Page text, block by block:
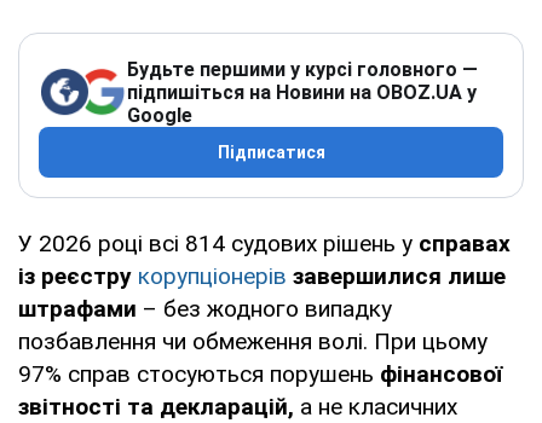
Будьте першими у курсі головного —
підпишіться на Новини на OBOZ.UA у
Google
Підписатися
У 2026 році всі 814 судових рішень у справах
із реєстру корупціонерів завершилися лише
штрафами – без жодного випадку
позбавлення чи обмеження волі. При цьому
97% справ стосуються порушень фінансової
звітності та декларацій, а не класичних